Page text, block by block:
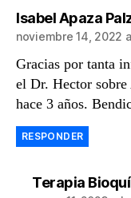
Isabel Apaza
noviembre 14, 2022
Gracias por tanta
el Dr. Hector
hace 3 años.
RESPONDER
Terapia